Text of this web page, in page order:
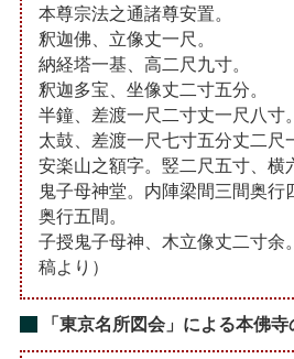
本尊宗法之通諸尊安置。
釈迦佛、立像丈一尺。
納経塔一基、高二尺九寸。
釈迦多宝、坐像丈二寸五分。
半鐘、差渡一尺二寸丈一尺八寸。
太鼓、差渡一尺七寸五分丈二尺
安楽山之額字。竪二尺五寸、横
鬼子母神堂。内陣梁間三間奥行
奥行五間。
子授鬼子母神、木立像丈二寸余
稿より）
「東京名所図会」による本佛寺